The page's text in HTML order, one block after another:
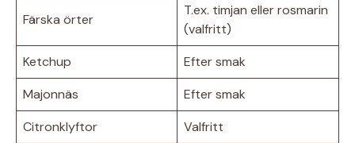
Färska örter
T.ex. timjan eller rosmarin
(valfritt)
Ketchup
Efter smak
Majonnäs
Efter smak
Citronklyftor
Valfritt